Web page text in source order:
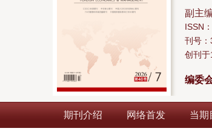
副主
ISSN
刊号
创刊于
编委
期刊介绍 网络首发 当期